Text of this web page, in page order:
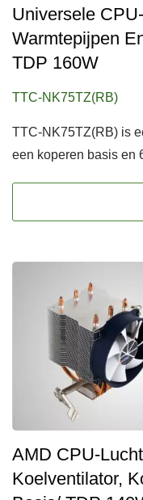
Universele
Warmtepijpen
TDP 160W
TTC-NK75TZ(RB)
TTC-NK75TZ(RB) is
een koperen basis en
AMD CPU-
Koelventilator,